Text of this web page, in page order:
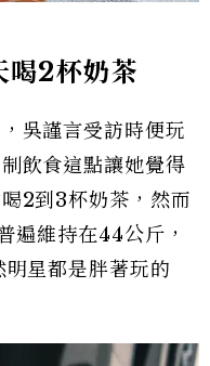
喝2杯奶茶
吳謹言受訪時便玩
飲食這點讓她覺得
2到3杯奶茶，然而
遍維持在44公斤，
星都是胖著玩的